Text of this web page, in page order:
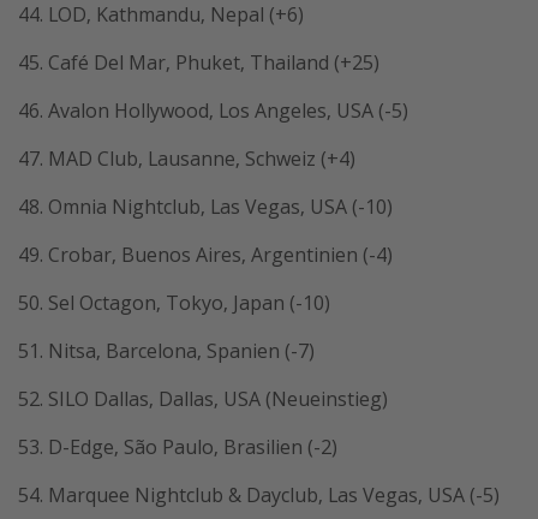
44. LOD, Kathmandu, Nepal (+6)
45. Café Del Mar, Phuket, Thailand (+25)
46. Avalon Hollywood, Los Angeles, USA (-5)
47. MAD Club, Lausanne, Schweiz (+4)
48. Omnia Nightclub, Las Vegas, USA (-10)
49. Crobar, Buenos Aires, Argentinien (-4)
50. Sel Octagon, Tokyo, Japan (-10)
51. Nitsa, Barcelona, Spanien (-7)
52. SILO Dallas, Dallas, USA (Neueinstieg)
53. D-Edge, São Paulo, Brasilien (-2)
54. Marquee Nightclub & Dayclub, Las Vegas, USA (-5)